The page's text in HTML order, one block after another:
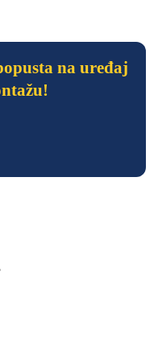
na uređaj